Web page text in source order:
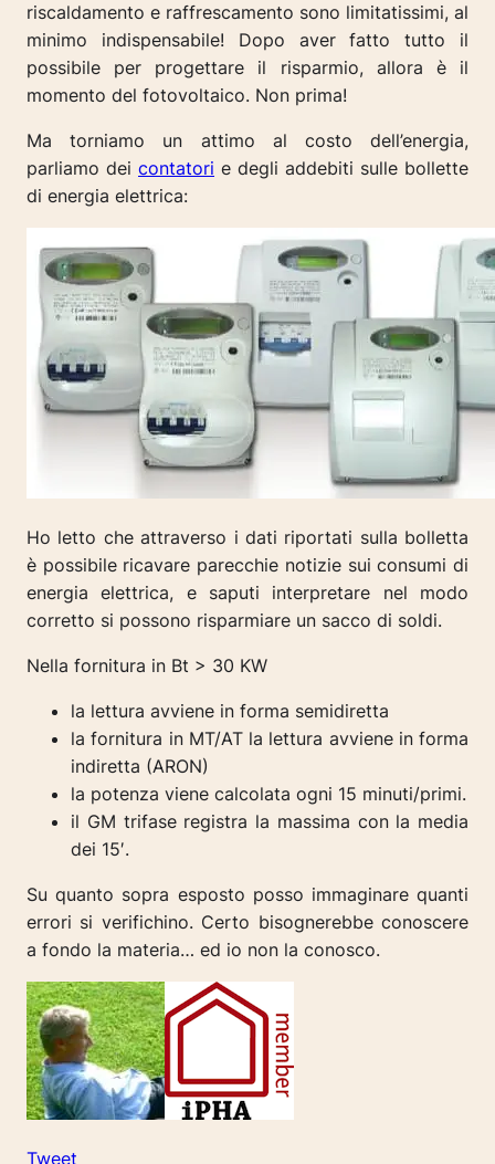
riscaldamento e raffrescamento sono limitatissimi, al
minimo indispensabile! Dopo aver fatto tutto il
possibile per progettare il risparmio, allora è il
momento del fotovoltaico. Non prima!
Ma torniamo un attimo al costo dell’energia,
parliamo dei contatori e degli addebiti sulle bollette
di energia elettrica:
Ho letto che attraverso i dati riportati sulla bolletta
è possibile ricavare parecchie notizie sui consumi di
energia elettrica, e saputi interpretare nel modo
corretto si possono risparmiare un sacco di soldi.
Nella fornitura in Bt > 30 KW
la lettura avviene in forma semidiretta
la fornitura in MT/AT la lettura avviene in forma
indiretta (ARON)
la potenza viene calcolata ogni 15 minuti/primi.
il GM trifase registra la massima con la media
dei 15′.
Su quanto sopra esposto posso immaginare quanti
errori si verifichino. Certo bisognerebbe conoscere
a fondo la materia… ed io non la conosco.
Tweet